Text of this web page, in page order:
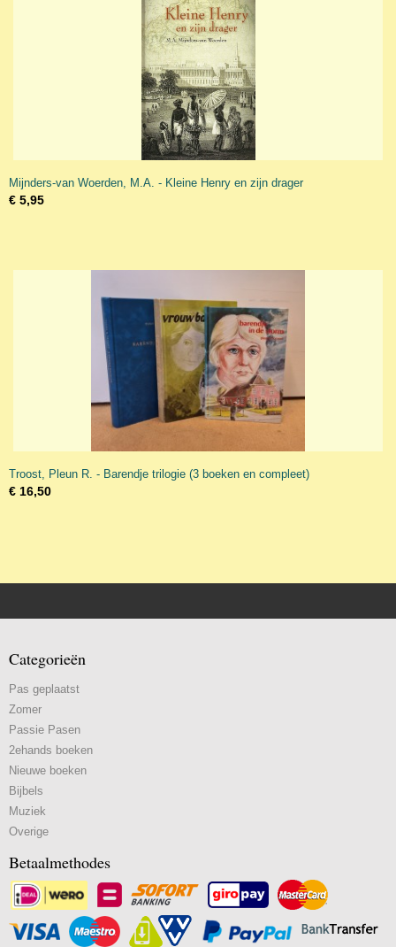
Mijnders-van Woerden, M.A. - Kleine Henry en zijn drager
€ 5,95
Troost, Pleun R. - Barendje trilogie (3 boeken en compleet)
€ 16,50
Categorieën
Pas geplaatst
Zomer
Passie Pasen
2ehands boeken
Nieuwe boeken
Bijbels
Muziek
Overige
Betaalmethodes